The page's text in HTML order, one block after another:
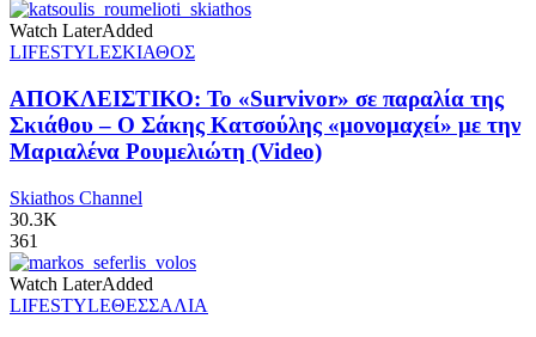
Watch LaterAdded
LIFESTYLEΣΚΙΑΘΟΣ
ΑΠΟΚΛΕΙΣΤΙΚΟ: Το «Survivor» σε παραλία της
Σκιάθου – Ο Σάκης Κατσούλης «μονομαχεί» με την
Μαριαλένα Ρουμελιώτη (Video)
Skiathos Channel
30.3K
361
Watch LaterAdded
LIFESTYLEΘΕΣΣΑΛΙΑ